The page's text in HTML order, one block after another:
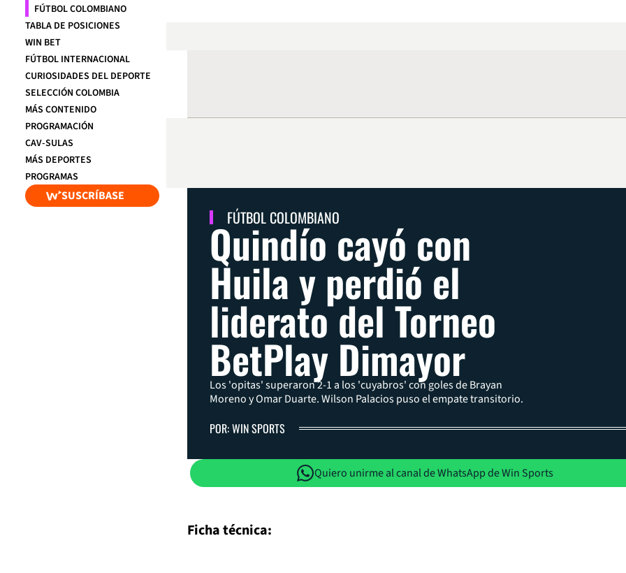
FÚTBOL COLOMBIANO
TABLA DE POSICIONES
WIN BET
FÚTBOL INTERNACIONAL
CURIOSIDADES DEL DEPORTE
SELECCIÓN COLOMBIA
MÁS CONTENIDO
PROGRAMACIÓN
CAV-SULAS
MÁS DEPORTES
PROGRAMAS
SUSCRÍBASE
FÚTBOL COLOMBIANO
Quindío cayó con
Huila y perdió el
liderato del Torneo
BetPlay Dimayor
Los 'opitas' superaron 2-1 a los 'cuyabros' con goles de Brayan
Moreno y Omar Duarte. Wilson Palacios puso el empate transitorio.
POR: WIN SPORTS
Quiero unirme al canal de WhatsApp de Win Sports
Ficha técnica: